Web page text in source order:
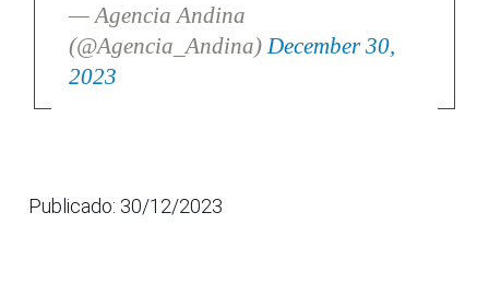
— Agencia Andina
(@Agencia_Andina) December 30,
2023
Publicado: 30/12/2023